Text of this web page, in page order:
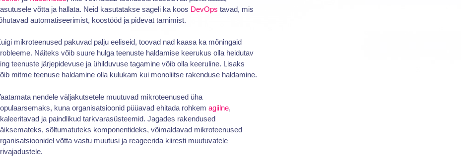
võtta ja hallata. Neid kasutatakse sageli ka koos DevOps tavad, mis
automatiseerimist, koostööd ja pidevat tarnimist.
mikroteenused pakuvad palju eeliseid, toovad nad kaasa ka mõningaid
Näiteks võib suure hulga teenuste haldamise keerukus olla heidutav
teenuste järjepidevuse ja ühilduvuse tagamine võib olla keeruline. Lisaks
mitme teenuse haldamine olla kulukam kui monoliitse rakenduse haldamine.
nendele väljakutsetele muutuvad mikroteenused üha
kuna organisatsioonid püüavad ehitada rohkem agiilne,
ja paindlikud tarkvarasüsteemid. Jagades rakendused
sõltumatuteks komponentideks, võimaldavad mikroteenused
võtta vastu muutusi ja reageerida kiiresti muutuvatele